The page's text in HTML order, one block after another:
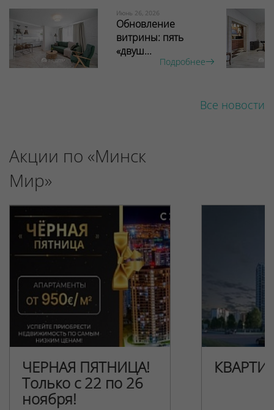
Июнь 26, 2026
Обновление
витрины: пять
«двуш...
Подробнее
Все новости
Акции по «Минск
Мир»
ЧЕРНАЯ ПЯТНИЦА!
Только с 22 по 26
ноября!